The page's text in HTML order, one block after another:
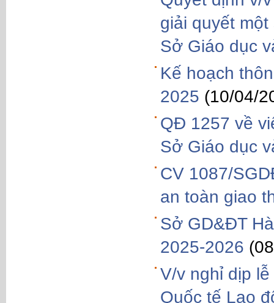
giải quyết
Sở Giáo dục
Kế hoạch
2025 (10/04/
QĐ 1257 về
Sở Giáo dục
CV 1087/
an toàn giao
Sở GD&ĐT
2025-2026
V/v nghỉ dịp
Quốc tế Lao